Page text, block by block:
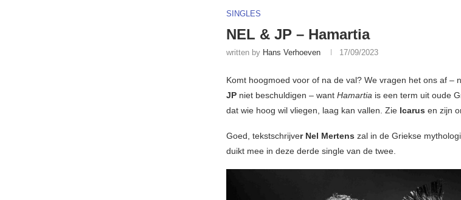
SINGLES
NEL & JP – Hamartia
written by Hans Verhoeven 17/09/2023
Komt hoogmoed voor of na de val? We vragen het ons af –
JP niet beschuldigen – want Hamartia is een term uit oude
dat wie hoog wil vliegen, laag kan vallen. Zie Icarus en zijn
Goed, tekstschrijver Nel Mertens zal in de Griekse
duikt mee in deze derde single van de twee.